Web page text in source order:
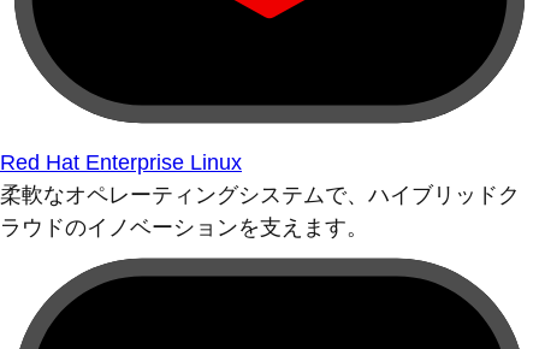
Red Hat Enterprise Linux
柔軟なオペレーティングシステムで、ハイブリッドク
ラウドのイノベーションを支えます。